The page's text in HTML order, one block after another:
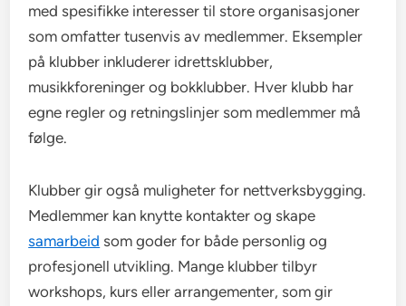
med spesifikke interesser til store organisasjoner
som omfatter tusenvis av medlemmer. Eksempler
på klubber inkluderer idrettsklubber,
musikkforeninger og bokklubber. Hver klubb har
egne regler og retningslinjer som medlemmer må
følge.
Klubber gir også muligheter for nettverksbygging.
Medlemmer kan knytte kontakter og skape
samarbeid som goder for både personlig og
profesjonell utvikling. Mange klubber tilbyr
workshops, kurs eller arrangementer, som gir